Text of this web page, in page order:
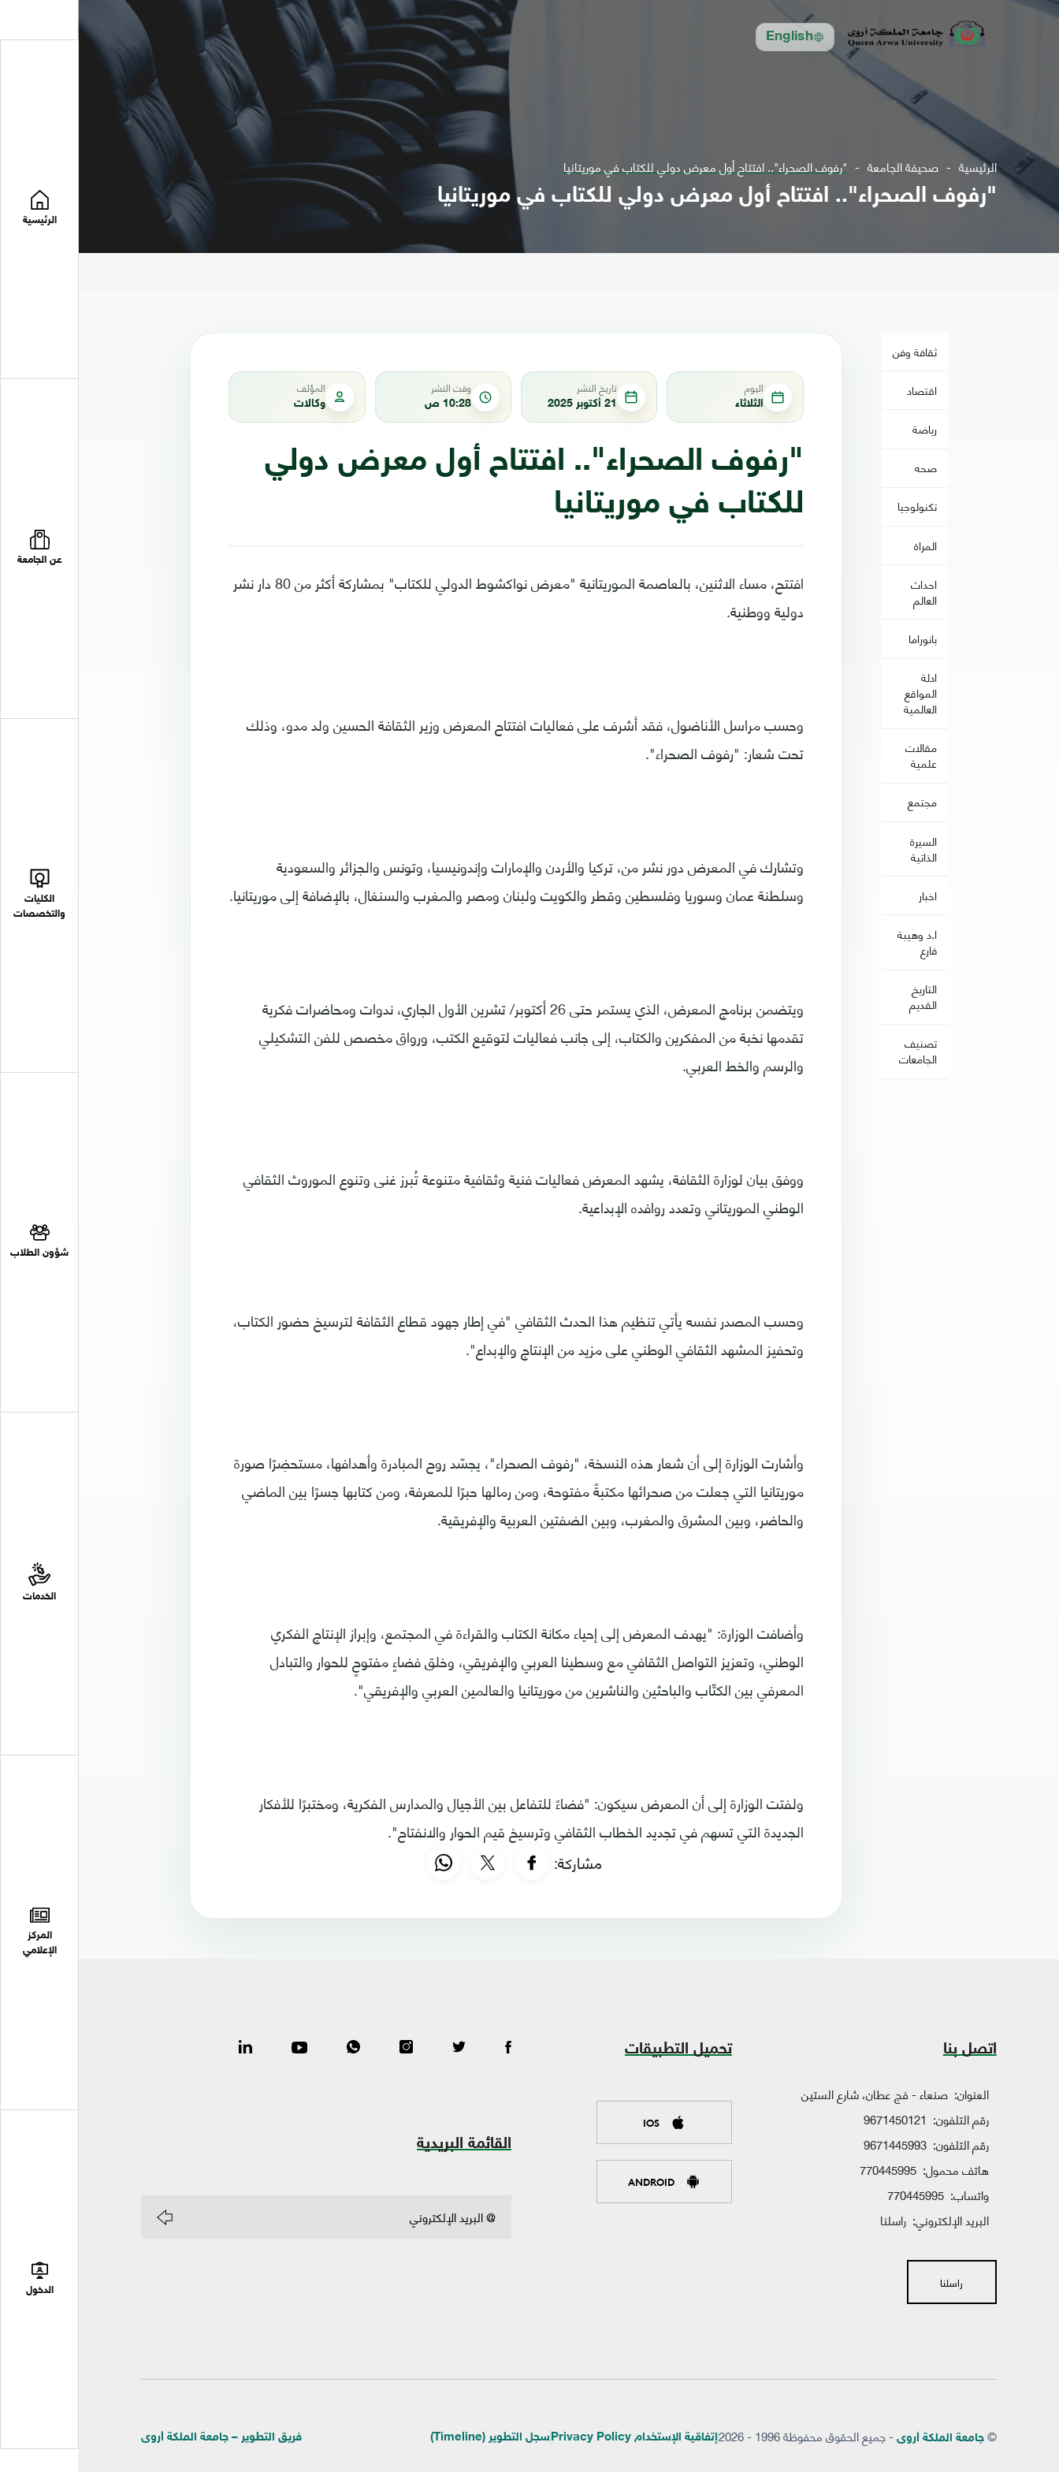
English
الرئيسية
عن الجامعة
الكليات
والتخصصات
شؤون الطلاب
الخدمات
المركز
الإعلامي
الدخول
الرئيسية صحيفة الجامعة "رفوف الصحراء".. افتتاح أول معرض دولي للكتاب في موريتانيا
"رفوف الصحراء".. افتتاح أول معرض دولي للكتاب في موريتانيا
ثقافة وفن
اقتصاد
رياضة
صحه
تكنولوجيا
المراة
احداث
العالم
بانوراما
ادلة
المواقع
العالمية
مقالات
علمية
مجتمع
السيرة
الذاتية
اخبار
ا.د وهيبة
فارع
التاريخ
القديم
تصنيف
الجامعات
اليوم
الثلاثاء
تاريخ النشر
21 أكتوبر 2025
وقت النشر
10:28 ص
المؤلف
وكالات
"رفوف الصحراء".. افتتاح أول معرض دولي
للكتاب في موريتانيا
افتتح، مساء الاثنين، بالعاصمة الموريتانية "معرض نواكشوط الدولي للكتاب" بمشاركة أكثر من 80 دار نشر
دولية ووطنية.
وحسب مراسل الأناضول، فقد أشرف على فعاليات افتتاح المعرض وزير الثقافة الحسين ولد مدو، وذلك
تحت شعار: "رفوف الصحراء".
وتشارك في المعرض دور نشر من، تركيا والأردن والإمارات وإندونيسيا، وتونس والجزائر والسعودية
وسلطنة عمان وسوريا وفلسطين وقطر والكويت ولبنان ومصر والمغرب والسنغال، بالإضافة إلى موريتانيا.
ويتضمن برنامج المعرض، الذي يستمر حتى 26 أكتوبر/ تشرين الأول الجاري، ندوات ومحاضرات فكرية
تقدمها نخبة من المفكرين والكتاب، إلى جانب فعاليات لتوقيع الكتب، ورواق مخصص للفن التشكيلي
والرسم والخط العربي.
ووفق بيان لوزارة الثقافة، يشهد المعرض فعاليات فنية وثقافية متنوعة تُبرز غنى وتنوع الموروث الثقافي
الوطني الموريتاني وتعدد روافده الإبداعية.
وحسب المصدر نفسه يأتي تنظيم هذا الحدث الثقافي "في إطار جهود قطاع الثقافة لترسيخ حضور الكتاب،
وتحفيز المشهد الثقافي الوطني على مزيد من الإنتاج والإبداع".
وأشارت الوزارة إلى أن شعار هذه النسخة، "رفوف الصحراء"، يجسّد روح المبادرة وأهدافها، مستحضِرًا صورة
موريتانيا التي جعلت من صحرائها مكتبةً مفتوحة، ومن رمالها حبرًا للمعرفة، ومن كتابها جسرًا بين الماضي
والحاضر، وبين المشرق والمغرب، وبين الضفتين العربية والإفريقية.
وأضافت الوزارة: "يهدف المعرض إلى إحياء مكانة الكتاب والقراءة في المجتمع، وإبراز الإنتاج الفكري
الوطني، وتعزيز التواصل الثقافي مع وسطينا العربي والإفريقي، وخلق فضاءٍ مفتوحٍ للحوار والتبادل
المعرفي بين الكتّاب والباحثين والناشرين من موريتانيا والعالمين العربي والإفريقي".
ولفتت الوزارة إلى أن المعرض سيكون: "فضاءً للتفاعل بين الأجيال والمدارس الفكرية، ومختبرًا للأفكار
الجديدة التي تسهم في تجديد الخطاب الثقافي وترسيخ قيم الحوار والانفتاح".
مشاركة:
اتصل بنا
العنوان: صنعاء - فج عطان، شارع الستين
رقم التلفون: 9671450121
رقم التلفون: 9671445993
هاتف محمول: 770445995
واتساب: 770445995
البريد الإلكتروني: راسلنا
راسلنا
تحميل التطبيقات
IOS
ANDROID
القائمة البريدية
©جامعة الملكة أروى - جميع الحقوق محفوظة 1996 - 2026 إتفاقية الإستخدام Privacy Policy سجل التطوير (Timeline) فريق التطوير – جامعة الملكة أروى